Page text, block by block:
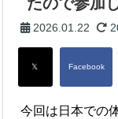
2026.01.22
今回は日本での